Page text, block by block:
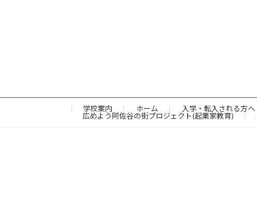
ー学校案内 ホーム 入学・転入される方へ
広めよう阿佐谷の街プロジェクト(起業家教育)